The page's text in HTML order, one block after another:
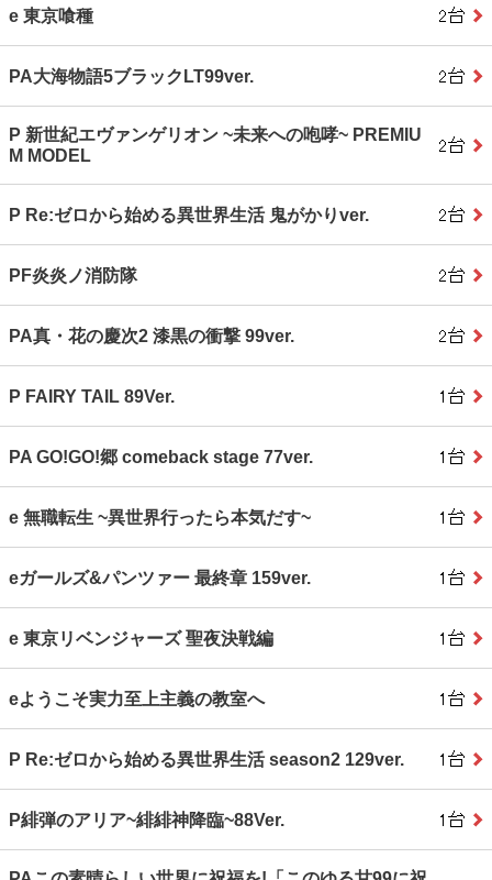
e 東京喰種
PA大海物語5ブラックLT99ver.
P 新世紀エヴァンゲリオン ~未来への咆哮~ PREMIU
M MODEL
P Re:ゼロから始める異世界生活 鬼がかりver.
PF炎炎ノ消防隊
PA真・花の慶次2 漆黒の衝撃 99ver.
P FAIRY TAIL 89Ver.
PA GO!GO!郷 comeback stage 77ver.
e 無職転生 ~異世界行ったら本気だす~
eガールズ&パンツァー 最終章 159ver.
e 東京リベンジャーズ 聖夜決戦編
eようこそ実力至上主義の教室へ
P Re:ゼロから始める異世界生活 season2 129ver.
P緋弾のアリア~緋緋神降臨~88Ver.